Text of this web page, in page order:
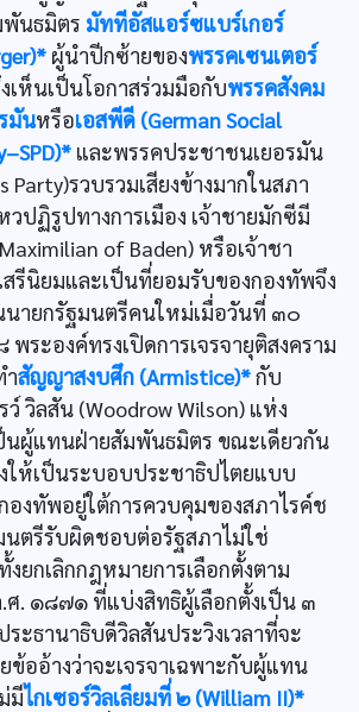
นธมิตร มัททีอัสแอร์ซแบร์เกอร์
ผู้นำปีกซ้ายของพรรคเซนเตอร์
เห็นเป็นโอกาสร่วมมือกับพรรคสังคม
มันหรือเอสพีดี (German Social
และพรรคประชาชนเยอรมัน
Party)รวบรวมเสียงข้างมากในสภา
วปฏิรูปทางการเมือง เจ้าชายมักซีมี
of Baden) หรือเจ้าชา
รีนิยมและเป็นที่ยอมรับของกองทัพจึง
นายกรัฐมนตรีคนใหม่เมื่อวันที่ ๓๐
ระองค์ทรงเปิดการเจรจายุติสงคราม
ำสัญญาสงบศึก (Armistice)*กับ
วิลสัน (Woodrow Wilson) แห่ง
นผู้แทนฝ่ายสัมพันธมิตร ขณะเดียวกัน
ให้เป็นระบอบประชาธิปไตยแบบ
องทัพอยู่ใต้การควบคุมของสภาไรค์ช
นตรีรับผิดชอบต่อรัฐสภาไม่ใช่
ยกเลิกกฎหมายการเลือกตั้งตาม
. ๑๘๗๑ ที่แบ่งสิทธิผู้เลือกตั้งเป็น ๓
ระธานาธิบดีวิลสันประวิงเวลาที่จะ
ข้ออ้างว่าจะเจรจาเฉพาะกับผู้แทน
มีไกเซอร์วิลเลียมที่ ๒ (William II)*